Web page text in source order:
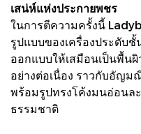
เสน่ห์แห่งประกายพชร
ในการตีความครั้งนี้
รูปแบบของเครื่องประดับ
ออกแบบให้เสมือนเป็นพื้น
อย่างต่อเนื่อง ราวกับอัญ
พร้อมรูปทรงโค้งมนอ่อนล
ธรรมชาติ